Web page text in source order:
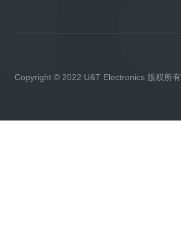
Copyright © 2022 U&T Electronics 版权所有